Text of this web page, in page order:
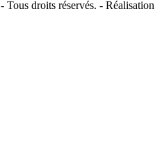
- Tous droits réservés. - Réalisation